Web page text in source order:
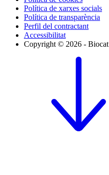
Política de xarxes socials
Política de transparència
Perfil del contractant
Accessibilitat
Copyright © 2026 - Biocat